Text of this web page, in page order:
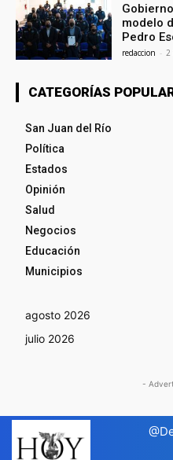
modelo
Pedro
redaccion - 2
CATEGORÍAS
San Juan del Río
Política
Estados
Opinión
Salud
Negocios
Educación
Municipios
agosto 2026
julio 2026
-